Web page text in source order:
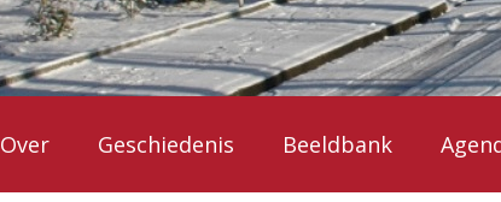
Over Geschiedenis Beeldbank